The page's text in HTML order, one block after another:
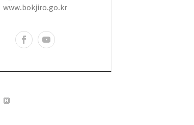
www.bokjiro.go.kr